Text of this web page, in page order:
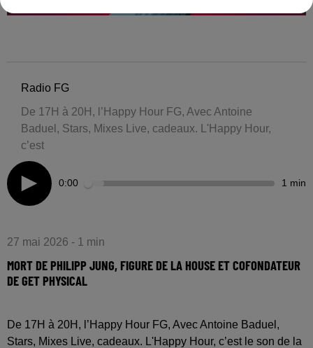
Radio FG
De 17H à 20H, l’Happy Hour FG, Avec Antoine
Baduel, Stars, Mixes Live, cadeaux. L'Happy Hour,
c’est
0:00 1 min
27 mai 2026 - 1 min
MORT DE PHILIPP JUNG, FIGURE DE LA HOUSE ET COFONDATEUR
DE GET PHYSICAL
De 17H à 20H, l’Happy Hour FG, Avec Antoine Baduel,
Stars, Mixes Live, cadeaux. L'Happy Hour, c’est le son de la